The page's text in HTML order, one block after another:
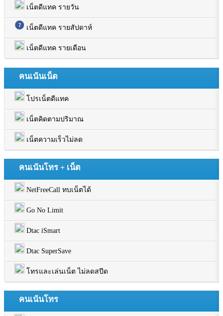
เน็ตดีแทค รายวัน
เน็ตดีแทค รายสัปดาห์
เน็ตดีแทค รายเดือน
คนเน้นเน็ต
โปรเน็ตดีแทค
เน็ตคิดตามปริมาณ
เน็ตความเร็วไม่ลด
คนเน้นโทร + เน็ต
NetFreeCall ทบเน็ตได้
Go No Limit
Dtac iSmart
Dtac SuperSave
โทรและเล่นเน็ต ไม่ลดสปีด
คนเน้นโทร